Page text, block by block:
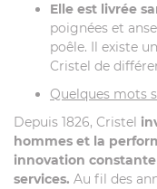
Elle est livrée
poignées et
poêle. Il existe
Cristel de
Quelques mots
Depuis 1826, Cristel
hommes et la
innovation
services. Au fil des